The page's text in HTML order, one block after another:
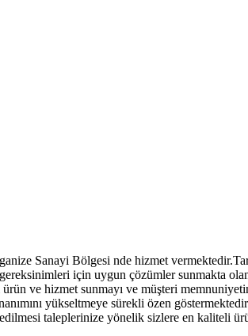
Sanayi Bölgesi nde hizmet
için uygun çözümler sunmakta
ve hizmet sunmayı ve müşteri
yükseltmeye sürekli özen
taleplerinize yönelik sizlere en kaliteli